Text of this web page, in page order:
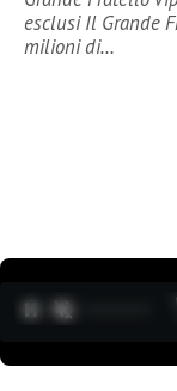
esclusi Il Grande
milioni di…